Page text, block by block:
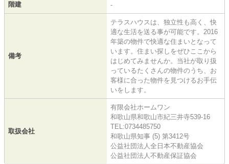
階建 -
備考
テラスハウスは、独立性も高く、快
適な生活を送る事が可能です。2016
年築の物件で快適な住まいとなって
います。住まい探しをぜひここから
はじめてみませんか。当社が取り扱
っているたくさんの物件のうち、お
客様に合った物件を見つけるお手伝
いをします。
取扱会社
有限会社ホームワン
和歌山県和歌山市紀三井寺539-16
TEL:0734485750
和歌山県知事 (5) 第3412号
公益社団法人全日本不動産協会
公益社団法人不動産保証協会